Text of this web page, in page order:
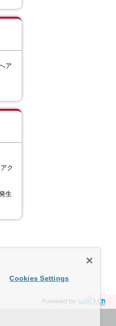
ア
ク
生
Powered by
Cookies Settings